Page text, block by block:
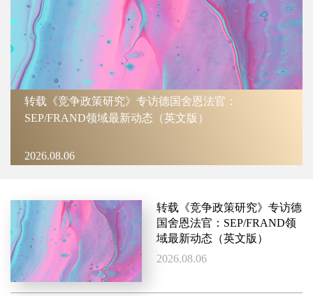
转载《竞争政策研究》专访德国舍恩法官：
SEP/FRAND领域最新动态（英文版）
2026.08.06
转载《竞争政策研究》专访德
国舍恩法官：SEP/FRAND领
域最新动态（英文版）
2026.08.06